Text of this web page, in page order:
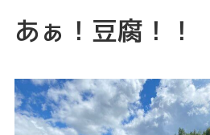
あぁ！豆腐！！